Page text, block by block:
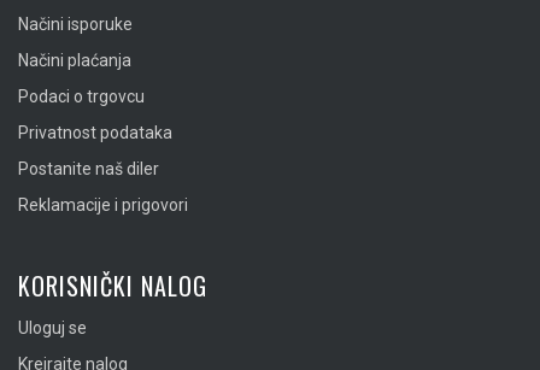
Načini isporuke
Načini plaćanja
Podaci o trgovcu
Privatnost podataka
Postanite naš diler
Reklamacije i prigovori
KORISNIČKI NALOG
Uloguj se
Kreirajte nalog